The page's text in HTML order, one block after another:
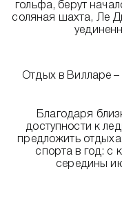
гольфа, берут
соляная шахта, Ле
Отдых в Вилларе
Благодаря
доступности к
предложить
спорта в год: с
середины